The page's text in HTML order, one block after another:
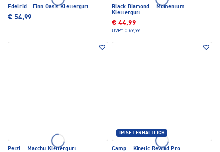
Edelrid · Finn Oasis Klettergurt
€ 54,99
Black Diamond · Momentum
Klettergurt
€ 44,99
UVP* € 59,99
Petzl · Macchu Klettergurt
IM SET ERHÄLTLICH
Camp · Kinetic Rewind Pro